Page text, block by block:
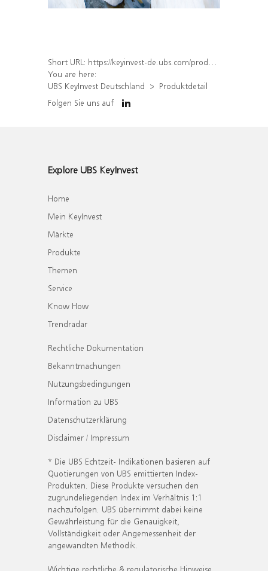
Short URL: https://keyinvest-de.ubs.com/produkt/detail/index/isin/DE000UQ9D7X3
You are here:
UBS KeyInvest Deutschland
Produktdetail
Folgen Sie uns auf
Explore UBS KeyInvest
Home
Mein KeyInvest
Märkte
Produkte
Themen
Service
Know How
Trendradar
Rechtliche Dokumentation
Bekanntmachungen
Nutzungsbedingungen
Information zu UBS
Datenschutzerklärung
Disclaimer / Impressum
* Die UBS Echtzeit- Indikationen basieren auf
Quotierungen von UBS emittierten Index-
Produkten. Diese Produkte versuchen den
zugrundeliegenden Index im Verhältnis 1:1
nachzufolgen. UBS übernimmt dabei keine
Gewährleistung für die Genauigkeit,
Vollständigkeit oder Angemessenheit der
angewandten Methodik.